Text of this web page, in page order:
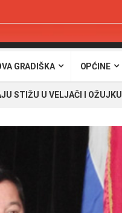
GRADIŠKA OPĆINE
STIŽU U VELJAČI I OŽUJKU